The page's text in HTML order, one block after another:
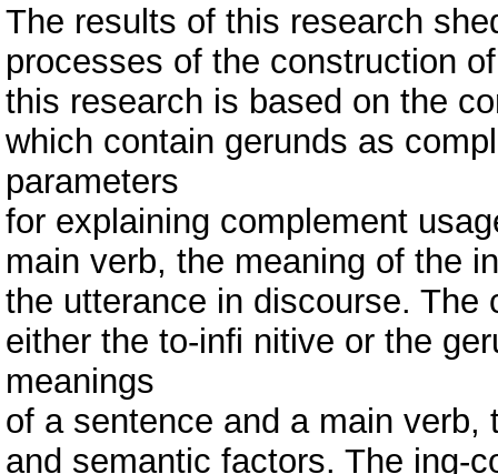
The results of this research
processes of the construction
this research is based on the
which contain gerunds as
parameters
for explaining complement
main verb, the meaning of the
the utterance in discourse.
either the to-infi nitive or the
meanings
of a sentence and a main
and semantic factors. The ing-